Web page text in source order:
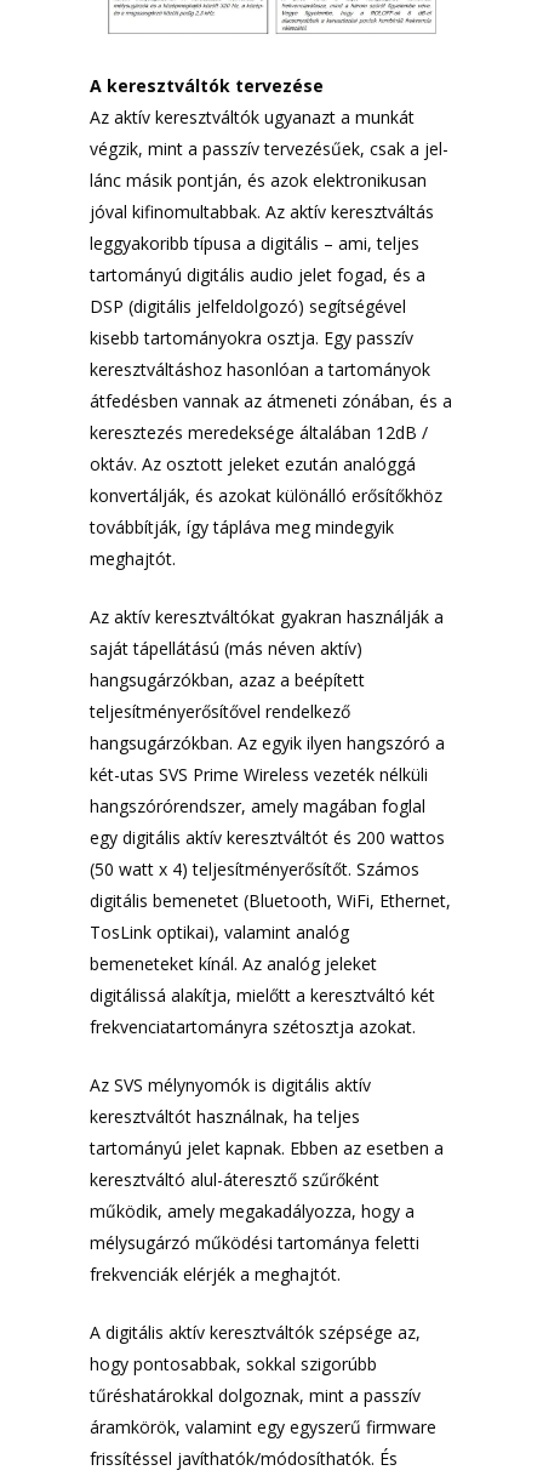
A keresztváltók tervezése
Az aktív keresztváltók ugyanazt a munkát
végzik, mint a passzív tervezésűek, csak a jel-
lánc másik pontján, és azok elektronikusan
jóval kifinomultabbak. Az aktív keresztváltás
leggyakoribb típusa a digitális – ami, teljes
tartományú digitális audio jelet fogad, és a
DSP (digitális jelfeldolgozó) segítségével
kisebb tartományokra osztja. Egy passzív
keresztváltáshoz hasonlóan a tartományok
átfedésben vannak az átmeneti zónában, és a
keresztezés meredeksége általában 12dB /
oktáv. Az osztott jeleket ezután analóggá
konvertálják, és azokat különálló erősítőkhöz
továbbítják, így tápláva meg mindegyik
meghajtót.
Az aktív keresztváltókat gyakran használják a
saját tápellátású (más néven aktív)
hangsugárzókban, azaz a beépített
teljesítményerősítővel rendelkező
hangsugárzókban. Az egyik ilyen hangszóró a
két-utas SVS Prime Wireless vezeték nélküli
hangszórórendszer, amely magában foglal
egy digitális aktív keresztváltót és 200 wattos
(50 watt x 4) teljesítményerősítőt. Számos
digitális bemenetet (Bluetooth, WiFi, Ethernet,
TosLink optikai), valamint analóg
bemeneteket kínál. Az analóg jeleket
digitálissá alakítja, mielőtt a keresztváltó két
frekvenciatartományra szétosztja azokat.
Az SVS mélynyomók is digitális aktív
keresztváltót használnak, ha teljes
tartományú jelet kapnak. Ebben az esetben a
keresztváltó alul-áteresztő szűrőként
működik, amely megakadályozza, hogy a
mélysugárzó működési tartománya feletti
frekvenciák elérjék a meghajtót.
A digitális aktív keresztváltók szépsége az,
hogy pontosabbak, sokkal szigorúbb
tűréshatárokkal dolgoznak, mint a passzív
áramkörök, valamint egy egyszerű firmware
frissítéssel javíthatók/módosíthatók. És